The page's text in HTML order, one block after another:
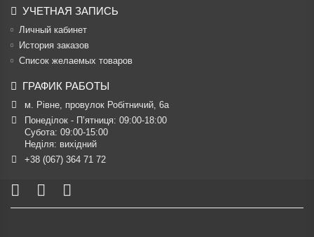
УЧЕТНАЯ ЗАПИСЬ
Личный кабинет
История заказов
Список желаемых товаров
ГРАФИК РАБОТЫ
м. Рівне, провулок Робітничий, 6а
Понеділок - П’ятниця: 09:00-18:00
Субота: 09:00-15:00
Неділя: вихідний
+38 (067) 364 71 72